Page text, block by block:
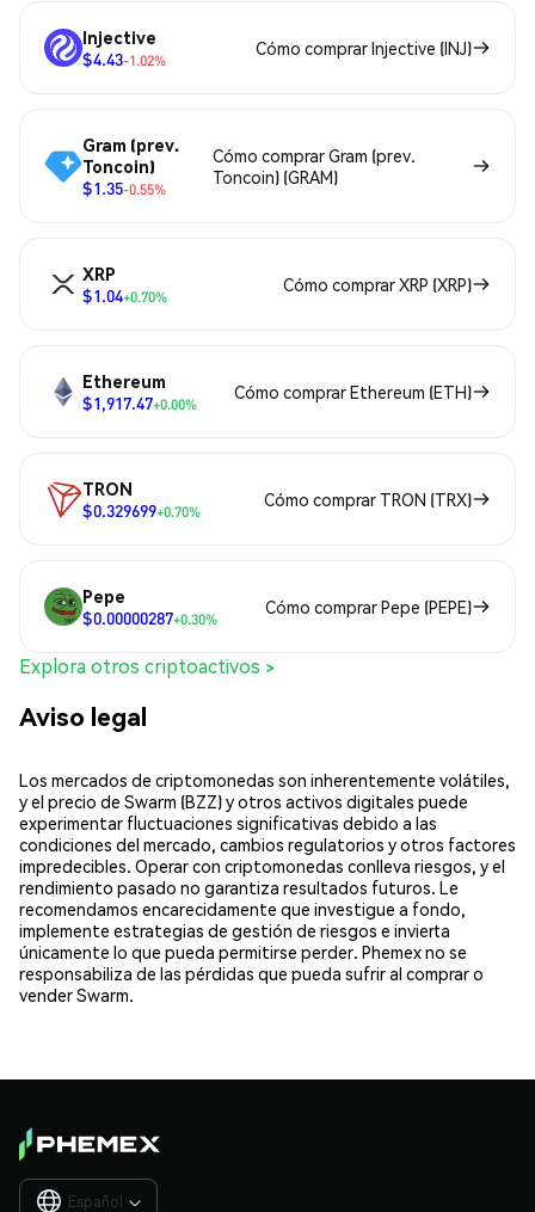
Injective
$4.43-1.02%
Cómo comprar Injective (INJ)
Gram (prev.
Toncoin)
$1.35-0.55%
Cómo comprar Gram (prev.
Toncoin) (GRAM)
XRP
$1.04+0.70%
Cómo comprar XRP (XRP)
Ethereum
$1,917.47+0.00%
Cómo comprar Ethereum (ETH)
TRON
$0.329699+0.70%
Cómo comprar TRON (TRX)
Pepe
$0.00000287+0.30%
Cómo comprar Pepe (PEPE)
Explora otros criptoactivos >
Aviso legal
Los mercados de criptomonedas son inherentemente volátiles,
y el precio de Swarm (BZZ) y otros activos digitales puede
experimentar fluctuaciones significativas debido a las
condiciones del mercado, cambios regulatorios y otros factores
impredecibles. Operar con criptomonedas conlleva riesgos, y el
rendimiento pasado no garantiza resultados futuros. Le
recomendamos encarecidamente que investigue a fondo,
implemente estrategias de gestión de riesgos e invierta
únicamente lo que pueda permitirse perder. Phemex no se
responsabiliza de las pérdidas que pueda sufrir al comprar o
vender Swarm.
Español 